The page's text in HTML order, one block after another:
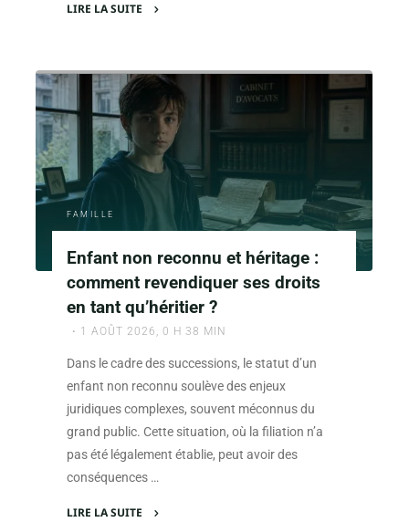
LIRE LA SUITE
à
dans
une
lettre
de
rupture
pour
un
d’accueil
d’un
assistant
familial"
FAMILLE
Enfant non reconnu et héritage :
comment revendiquer ses droits
en tant qu’héritier ?
1 AOÛT 2026, 0 H 38 MIN
Dans le cadre des successions, le statut d’un
enfant non reconnu soulève des enjeux
juridiques complexes, souvent méconnus du
grand public. Cette situation, où la filiation n’a
pas été légalement établie, peut avoir des
conséquences …
LIRE LA SUITE